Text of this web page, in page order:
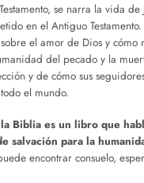
se narra la vida de
en el Antiguo
sobre el amor de Dios y
del pecado y la
y de cómo sus
el mundo.
la Biblia es un libro que
salvación para la
encontrar consuelo,